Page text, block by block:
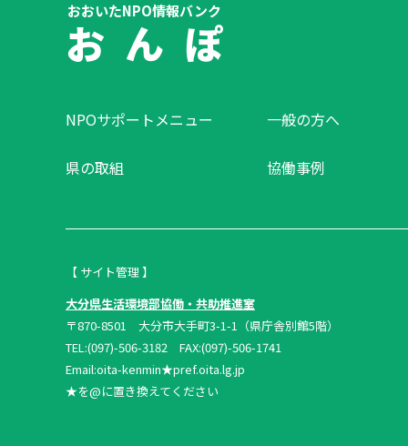
おおいたNPO情報バンク
お ん ぽ
NPOサポートメニュー 一般の方へ
県の取組 協働事例
【 サイト管理 】
大分県生活環境部協働・共助推進室
〒870-8501 大分市大手町3-1-1（県庁舎別館5階）
TEL:(097)-506-3182 FAX:(097)-506-1741
Email:oita-kenmin★pref.oita.lg.jp
★を@に置き換えてください